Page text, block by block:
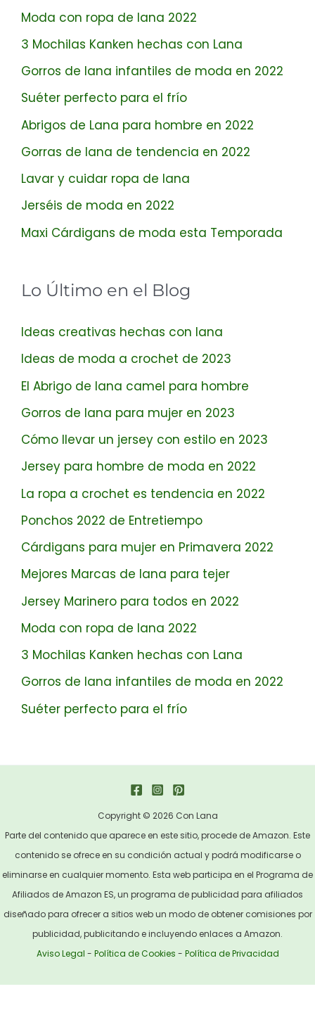
Moda con ropa de lana 2022
3 Mochilas Kanken hechas con Lana
Gorros de lana infantiles de moda en 2022
Suéter perfecto para el frío
Abrigos de Lana para hombre en 2022
Gorras de lana de tendencia en 2022
Lavar y cuidar ropa de lana
Jerséis de moda en 2022
Maxi Cárdigans de moda esta Temporada
Lo Último en el Blog
Ideas creativas hechas con lana
Ideas de moda a crochet de 2023
El Abrigo de lana camel para hombre
Gorros de lana para mujer en 2023
Cómo llevar un jersey con estilo en 2023
Jersey para hombre de moda en 2022
La ropa a crochet es tendencia en 2022
Ponchos 2022 de Entretiempo
Cárdigans para mujer en Primavera 2022
Mejores Marcas de lana para tejer
Jersey Marinero para todos en 2022
Moda con ropa de lana 2022
3 Mochilas Kanken hechas con Lana
Gorros de lana infantiles de moda en 2022
Suéter perfecto para el frío
Copyright © 2026 Con Lana
Parte del contenido que aparece en este sitio, procede de Amazon. Este
contenido se ofrece en su condición actual y podrá modificarse o
eliminarse en cualquier momento. Esta web participa en el Programa de
Afiliados de Amazon ES, un programa de publicidad para afiliados
diseñado para ofrecer a sitios web un modo de obtener comisiones por
publicidad, publicitando e incluyendo enlaces a Amazon.
Aviso Legal - Política de Cookies - Política de Privacidad